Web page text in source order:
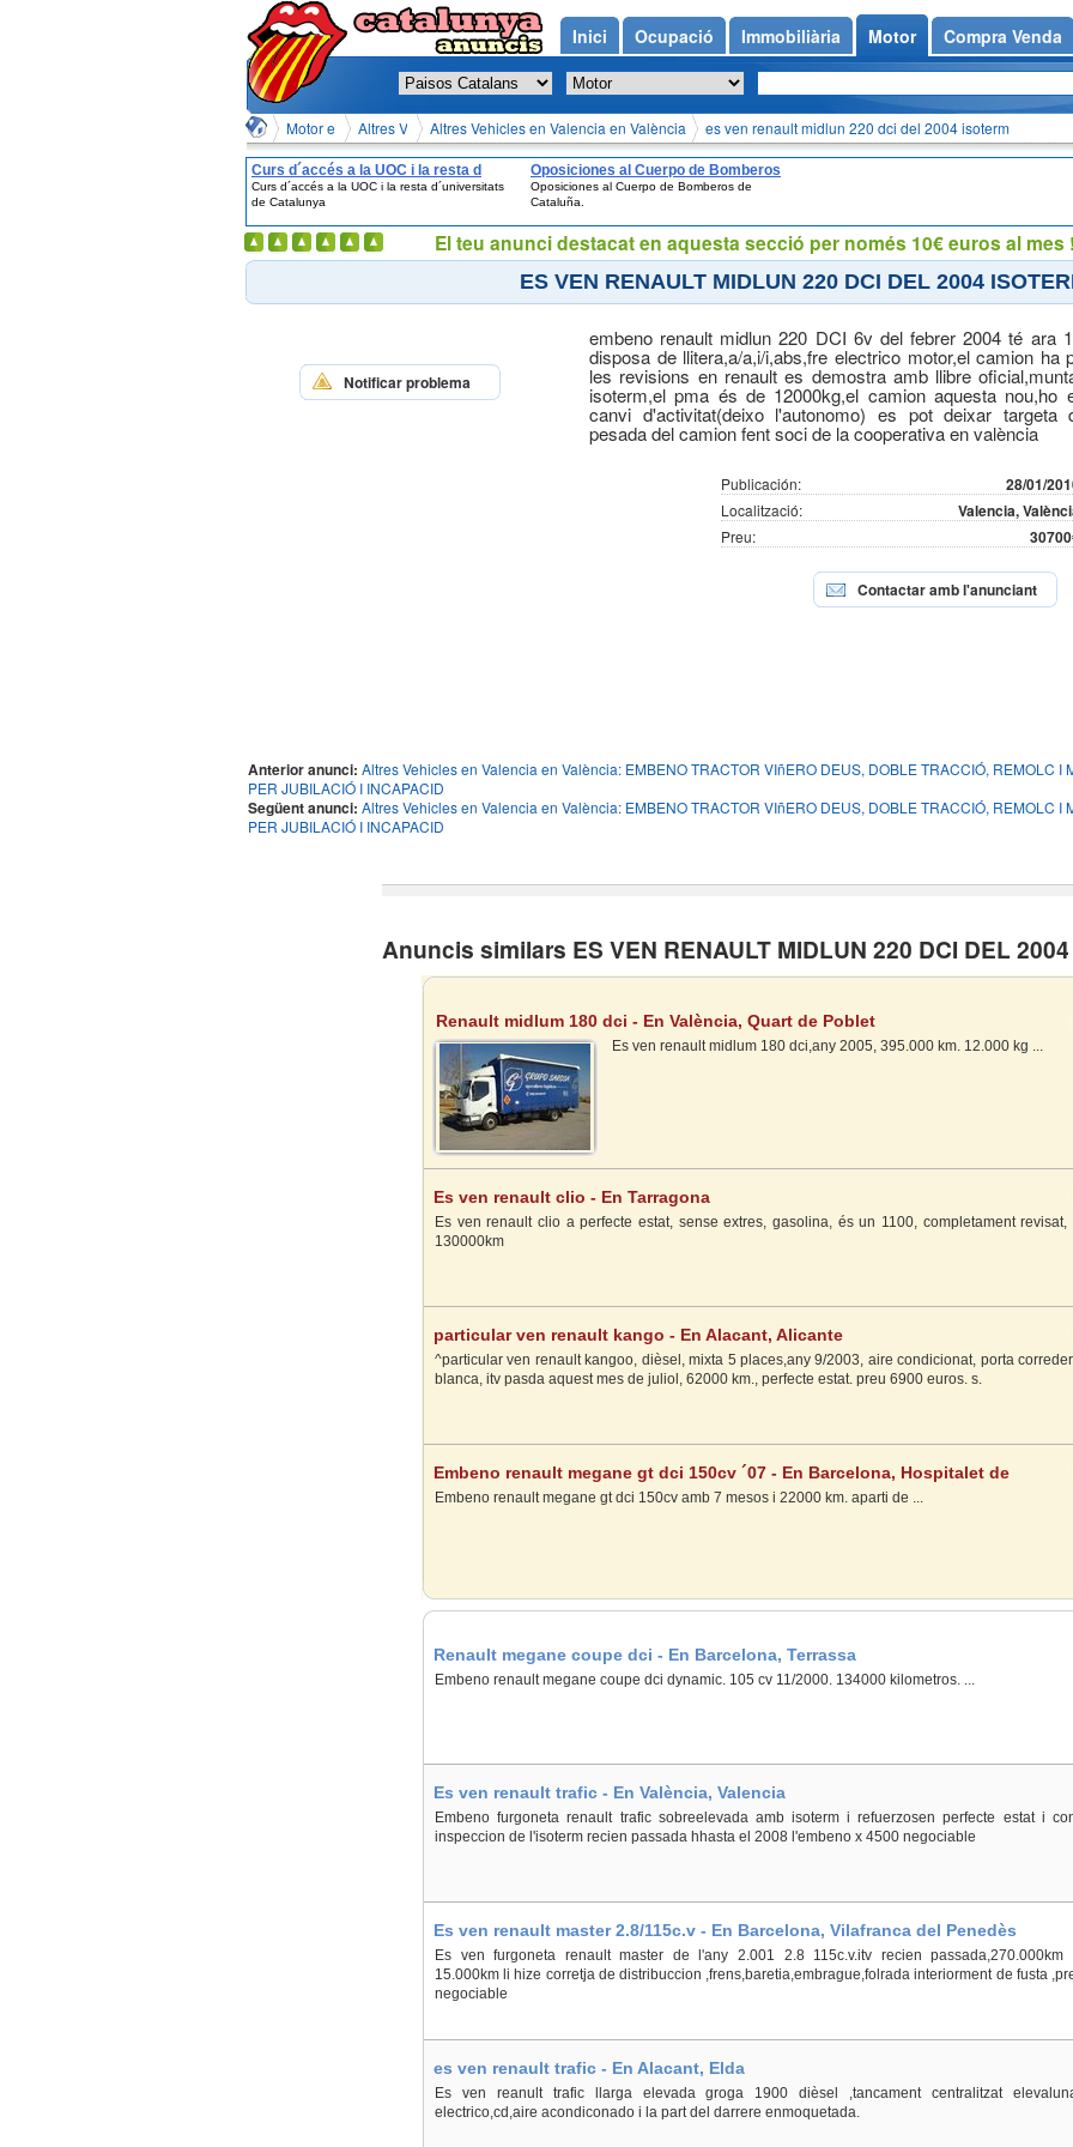
Motor en Valencia en València
Altres Vehicles en Valencia en València
Altres Vehicles en Valencia en València es ven renault midlun 220 dci del 2004 isoterm
Curs d´accés a la UOC i la resta d
´universitats de Catalunya
Curs d´accés a la UOC i la resta d´universitats
de Catalunya
Oposiciones al Cuerpo de Bomberos
de Cataluña.
Oposiciones al Cuerpo de Bomberos de
Cataluña.
ES VEN RENAULT MIDLUN 220 DCI DEL 2004
embeno renault midlun 220 DCI 6v del febrer 2004 té ara
disposa de llitera,a/a,i/i,abs,fre electrico motor,el camion ha
les revisions en renault es demostra amb llibre
isoterm,el pma és de 12000kg,el camion aquesta nou,ho
canvi d'activitat(deixo l'autonomo) es pot deixar targeta
pesada del camion fent soci de la cooperativa en valència
Publicación: 28/01/
Localització: Valencia,
Preu:
Contactar amb l'anunciant
Notificar problema
Anterior anunci: Altres Vehicles en Valencia en València: EMBENO TRACTOR VIñERO DEUS, DOBLE TRACCIÓ, REMOLC I
PER JUBILACIÓ I INCAPACID
Següent anunci: Altres Vehicles en Valencia en València: EMBENO TRACTOR VIñERO DEUS, DOBLE TRACCIÓ, REMOLC I
PER JUBILACIÓ I INCAPACID
Anuncis similars ES VEN RENAULT MIDLUN 220 DCI DEL
Renault midlum 180 dci - En València, Quart de Poblet
Es ven renault midlum 180 dci,any 2005, 395.000 km. 12.000 kg ...
Es ven renault clio - En Tarragona
Es ven renault clio a perfecte estat, sense extres, gasolina, és un 1100, completament revisat,
130000km
particular ven renault kango - En Alacant, Alicante
^particular ven renault kangoo, dièsel, mixta 5 places,any 9/2003, aire condicionat, porta
blanca, itv pasda aquest mes de juliol, 62000 km., perfecte estat. preu 6900 euros. s.
Embeno renault megane gt dci 150cv ´07 - En Barcelona, Hospitalet de
Llobregat (L')
Embeno renault megane gt dci 150cv amb 7 mesos i 22000 km. aparti de ...
Renault megane coupe dci - En Barcelona, Terrassa
Embeno renault megane coupe dci dynamic. 105 cv 11/2000. 134000 kilometros. ...
Es ven renault trafic - En València, Valencia
Embeno furgoneta renault trafic sobreelevada amb isoterm i refuerzosen perfecte estat i
inspeccion de l'isoterm recien passada hhasta el 2008 l'embeno x 4500 negociable
Es ven renault master 2.8/115c.v - En Barcelona, Vilafranca del Penedès
Es ven furgoneta renault master de l'any 2.001 2.8 115c.v.itv recien passada,270.000km
15.000km li hize corretja de distribuccion ,frens,baretia,embrague,folrada interiorment de fusta
negociable
es ven renault trafic - En Alacant, Elda
Es ven reanult trafic llarga elevada groga 1900 dièsel ,tancament centralitzat
electrico,cd,aire acondiconado i la part del darrere enmoquetada.
Inici Ocupació Immobiliària Motor Compra Venda
El teu anunci destacat en aquesta secció per només 10€ euros al mes